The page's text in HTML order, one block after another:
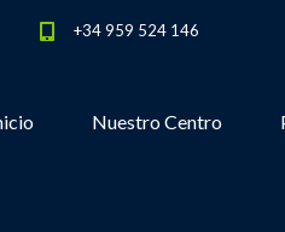
+34 959 524 146
Nuestro Centro